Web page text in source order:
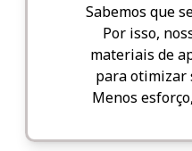
Sabemos que
Por isso,
materiais de
para otimizar
Menos